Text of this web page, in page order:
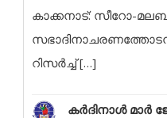
കാക്കനാട്: സീറോ-
റിസർച്ച് […]
കർദിനാൾ